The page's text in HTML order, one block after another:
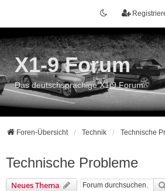
X1-9 Forum
Das deutschsprachige X1/9 Forum
Foren-Übersicht Technik Technische
Technische Probleme
Neues Thema